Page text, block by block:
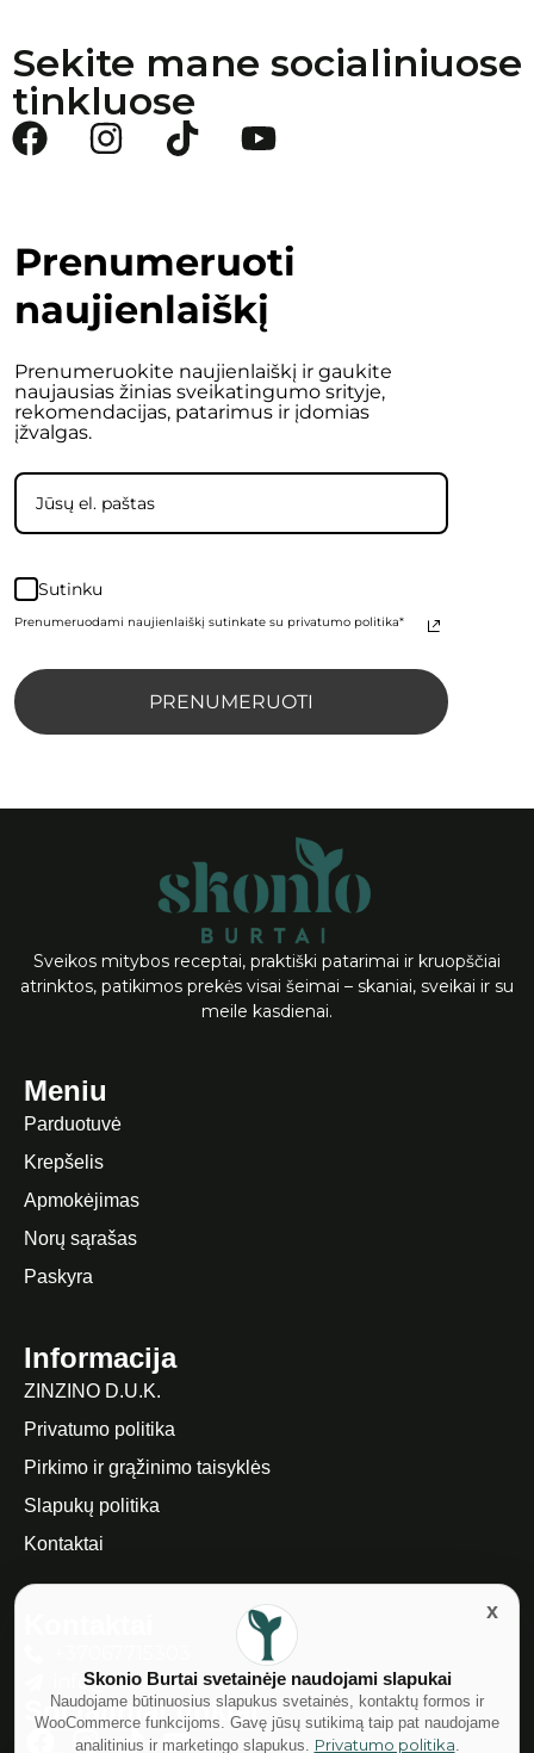
Sekite mane socialiniuose
tinkluose
Prenumeruoti
naujienlaiškį
Prenumeruokite naujienlaiškį ir gaukite
naujausias žinias sveikatingumo srityje,
rekomendacijas, patarimus ir įdomias
įžvalgas.
Sutinku
Prenumeruodami naujienlaiškį sutinkate su privatumo politika*
PRENUMERUOTI
Sveikos mitybos receptai, praktiški patarimai ir kruopščiai
atrinktos, patikimos prekės visai šeimai – skaniai, sveikai ir su
meile kasdienai.
Meniu
Parduotuvė
Krepšelis
Apmokėjimas
Norų sąrašas
Paskyra
Informacija
ZINZINO D.U.K.
Privatumo politika
Pirkimo ir grąžinimo taisyklės
Slapukų politika
Kontaktai
info@skonioburtai.lt
Socialiniai tinklai
Skonio Burtai svetainėje naudojami slapukai
Naudojame būtinuosius slapukus svetainės, kontaktų formos ir
WooCommerce funkcijoms. Gavę jūsų sutikimą taip pat naudojame
analitinius ir marketingo slapukus. Privatumo politika.